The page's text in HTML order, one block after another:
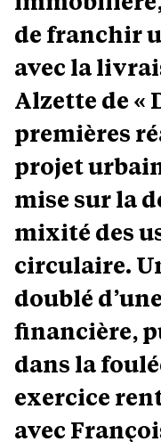
de franchir
avec la
Alzette de «
premières
projet
mise sur la
mixité des
circulaire.
doublé
financière,
dans la
exercice
avec